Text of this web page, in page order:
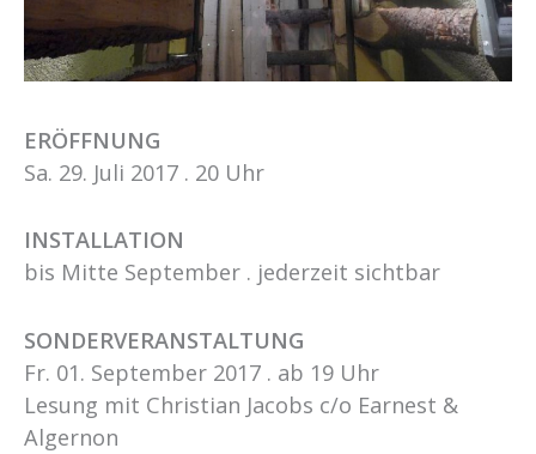
ERÖFFNUNG
Sa. 29. Juli 2017 . 20 Uhr
INSTALLATION
bis Mitte September . jederzeit sichtbar
SONDERVERANSTALTUNG
Fr. 01. September 2017 . ab 19 Uhr
Lesung mit Christian Jacobs c/o Earnest &
Algernon